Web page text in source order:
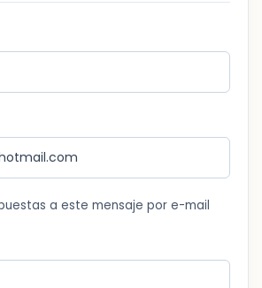
a este mensaje por e-mail